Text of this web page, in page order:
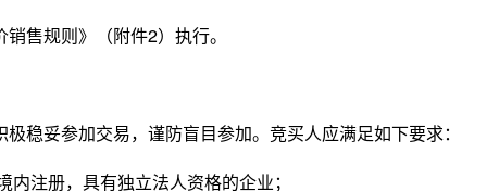
售规则》（附件2）执行。
稳妥参加交易，谨防盲目参加。竞买人应满足如下要求：
注册，具有独立法人资格的企业；